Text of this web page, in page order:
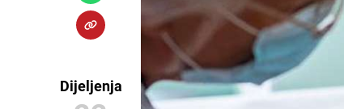
Dijeljenja